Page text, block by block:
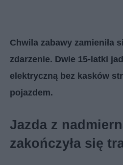
Chwila zabawy zamieniła
zdarzenie. Dwie 15-latki
elektryczną bez kasków
pojazdem.
Jazda z
zakończyła się